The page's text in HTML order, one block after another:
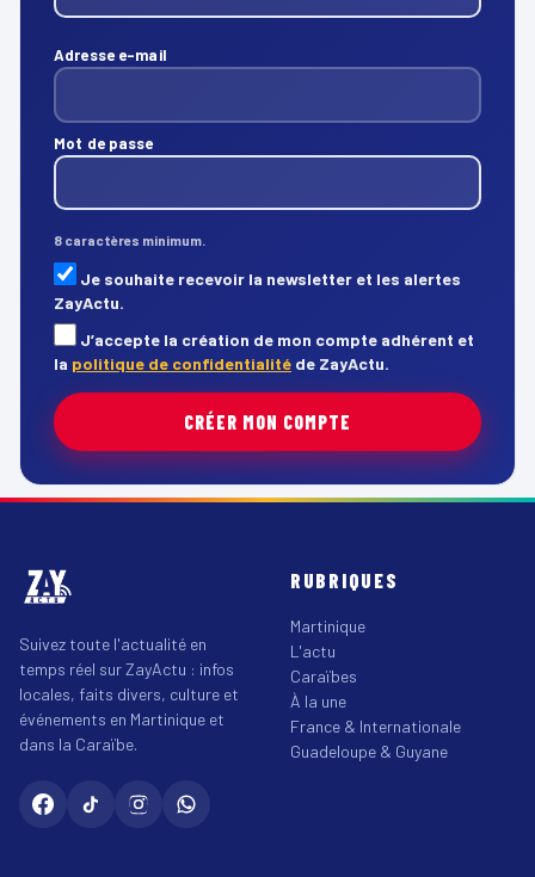
Adresse e-mail
Mot de passe
8 caractères minimum.
Je souhaite recevoir la newsletter et les alertes
ZayActu.
J’accepte la création de mon compte adhérent et
la politique de confidentialité de ZayActu.
CRÉER MON COMPTE
Suivez toute l'actualité en
temps réel sur ZayActu : infos
locales, faits divers, culture et
événements en Martinique et
dans la Caraïbe.
RUBRIQUES
Martinique
L'actu
Caraïbes
À la une
France & Internationale
Guadeloupe & Guyane